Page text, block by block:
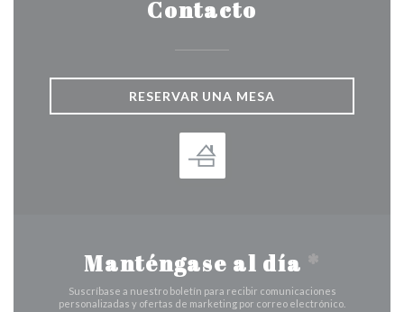
Contacto
RESERVAR UNA MESA
Manténgase al día *
Suscríbase a nuestro boletín para recibir comunicaciones
personalizadas y ofertas de marketing por correo electrónico.